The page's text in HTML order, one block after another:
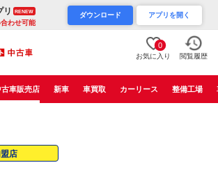
リ RENEW
わせ可能
ダウンロード アプリを開く
0
お気に入り 閲覧履歴
古車販売店 新車 車買取 カーリース 整備工場
店